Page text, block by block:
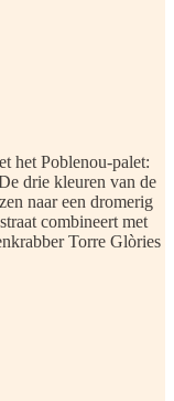
het Poblenou-palet:
drie kleuren van de
naar een dromerig
combineert met
Torre Glòries